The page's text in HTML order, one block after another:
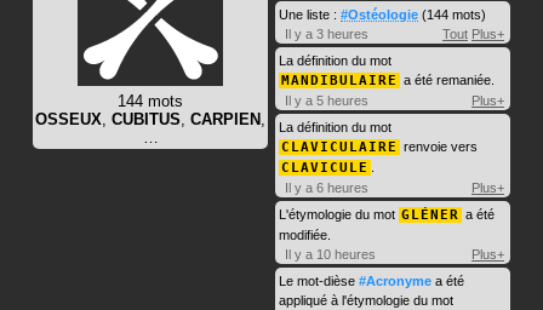
144 mots
OSSEUX CUBITUS CARPIEN
Une liste : #Ostéologie (144 mots)
Il y a 3 heures
Tout Plus+
La définition du mot
MANDIBULAIRE a été remaniée.
Il y a 5 heures
Plus+
La définition du mot
CLAVICULAIRE renvoie vers
CLAVICULE
Il y a 6 heures
Plus+
L'étymologie du mot GLÉNER a été
modifiée.
Il y a 10 heures
Plus+
Le mot-dièse #Acronyme a été
appliqué à l'étymologie du mot